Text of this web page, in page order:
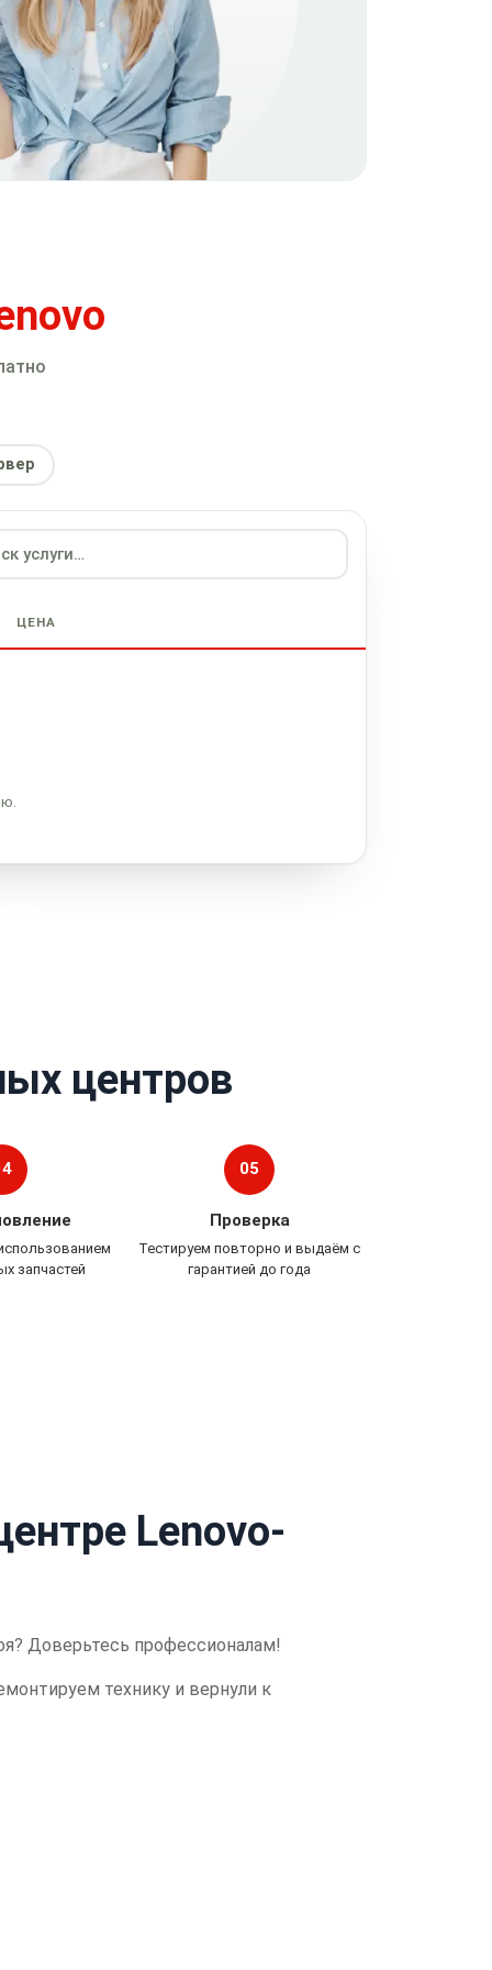
ЦЕНА
центров
запчастей
05
Проверка
Тестируем повторно и выдаём с
гарантией до года
Lenovo-
Доверьтесь профессионалам!
технику и вернули к